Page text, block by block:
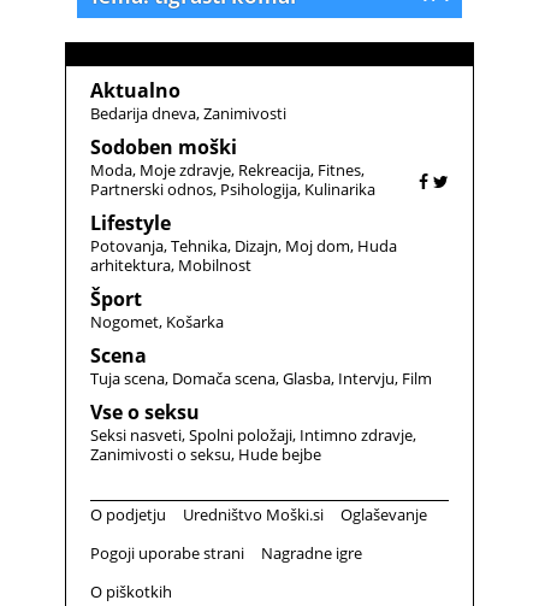
Aktualno
Bedarija dneva Zanimivosti
Sodoben moški
Moda Moje zdravje Rekreacija Fitnes
Partnerski odnos Psihologija Kulinarika
Lifestyle
Potovanja Tehnika Dizajn Moj dom Huda
arhitektura Mobilnost
Šport
Nogomet Košarka
Scena
Tuja scena Domača scena Glasba Intervju Film
Vse o seksu
Seksi nasveti Spolni položaji Intimno zdravje
Zanimivosti o seksu Hude bejbe
O podjetju Uredništvo Moški.si
Oglaševanje
Pogoji uporabe strani
Nagradne igre
O piškotkih